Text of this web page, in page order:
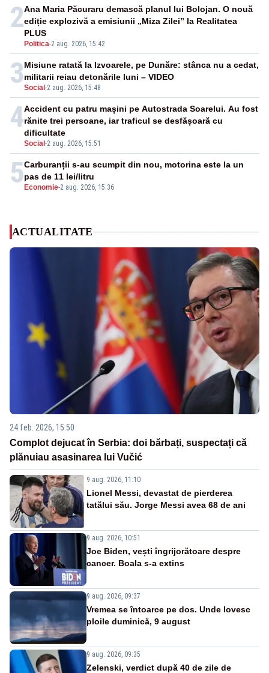
2
Politica-2 aug. 2026, 15:42
Ana Maria Păcuraru demască planul lui Bolojan. O nouă
ediție explozivă a emisiunii „Miza Zilei” la Realitatea
PLUS
3Social -2 aug. 2026, 15:48
Misiune ratată la Izvoarele, pe Dunăre: stânca nu a cedat,
militarii reiau detonările luni – VIDEO
4
Social -2 aug. 2026, 15:51
Accident cu patru mașini pe Autostrada Soarelui. Au fost
rănite trei persoane, iar traficul se desfășoară cu
dificultate
5 Economie-2 aug. 2026, 15:36
Carburanții s-au scumpit din nou, motorina este la un
pas de 11 lei/litru
ACTUALITATE
24 feb. 2026, 15:50
Complot dejucat în Serbia: doi bărbați, suspectați că
plănuiau asasinarea lui Vučić
9 aug. 2026, 11:10
Lionel Messi, devastat de pierderea
tatălui său. Jorge Messi avea 68 de ani
9 aug. 2026, 10:51
Joe Biden, vești îngrijorătoare despre
cancer. Boala s-a extins
9 aug. 2026, 09:37
Vremea se întoarce pe dos. Unde lovesc
ploile duminică, 9 august
9 aug. 2026, 09:35
Zelenski, verdict după 40 de zile de